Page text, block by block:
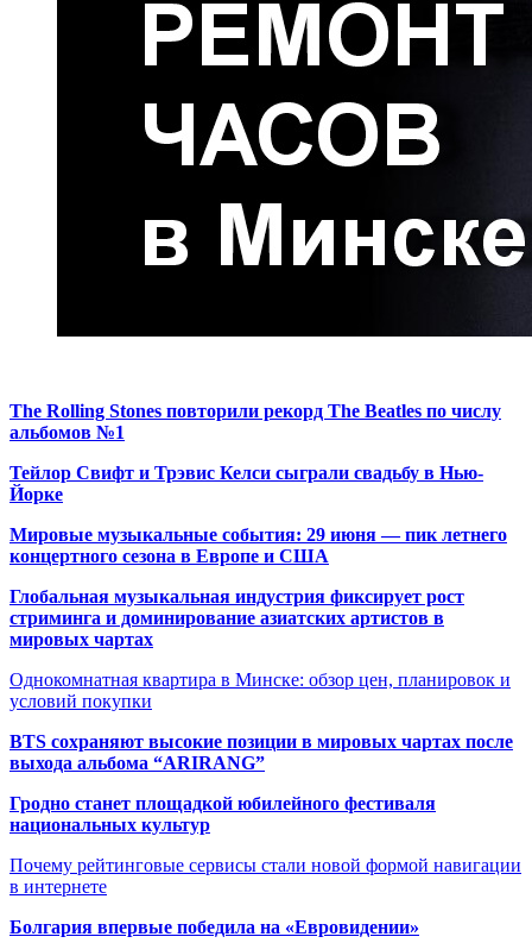
The Rolling Stones повторили рекорд The Beatles по числу
альбомов №1
Тейлор Свифт и Трэвис Келси сыграли свадьбу в Нью-
Йорке
Мировые музыкальные события: 29 июня — пик летнего
концертного сезона в Европе и США
Глобальная музыкальная индустрия фиксирует рост
стриминга и доминирование азиатских артистов в
мировых чартах
Однокомнатная квартира в Минске: обзор цен, планировок и
условий покупки
BTS сохраняют высокие позиции в мировых чартах после
выхода альбома “ARIRANG”
Гродно станет площадкой юбилейного фестиваля
национальных культур
Почему рейтинговые сервисы стали новой формой навигации
в интернете
Болгария впервые победила на «Евровидении»